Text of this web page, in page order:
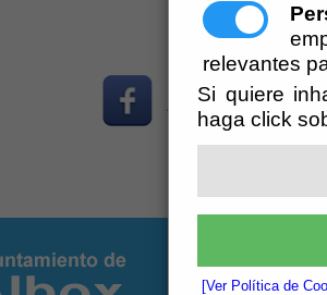
relevantes
Si quiere
haga click
[Ver Política de
Ayuntamiento de
Plaza San Vicente
Teléf.: